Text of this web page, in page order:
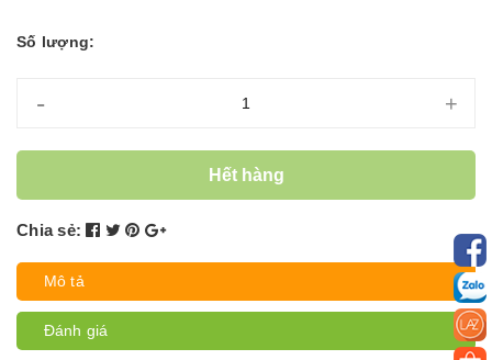
Số lượng:
- +
Hết hàng
Chia sẻ:
Mô tả
Đánh giá